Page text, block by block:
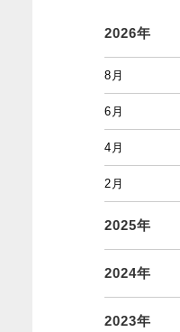
2026年
8月
6月
4月
2月
2025年
2024年
2023年